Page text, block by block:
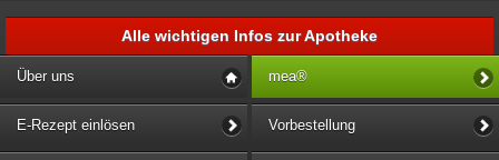
Alle wichtigen Infos zur Apotheke
Über uns mea®
E-Rezept einlösen Vorbestellung